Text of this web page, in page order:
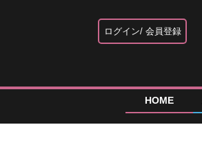
ログイン 会員登録
HOME